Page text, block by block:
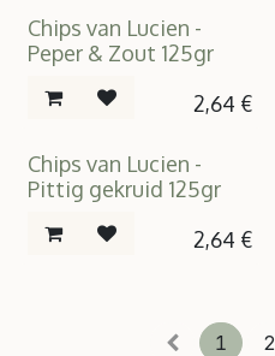
Chips van Lucien -
Peper & Zout 125gr
2,64 €
Chips van Lucien -
Pittig gekruid 125gr
2,64 €
1 2